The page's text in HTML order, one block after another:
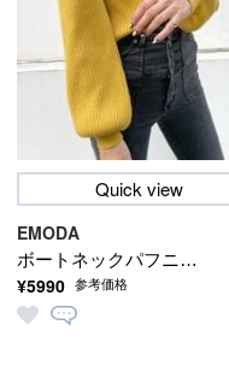
Quick view
ボートネックパフニッ
ト
EMODA
¥5990 参考価格